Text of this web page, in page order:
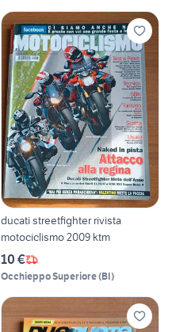
ducati streetfighter rivista
motociclismo 2009 ktm
10 €
Occhieppo Superiore(BI)